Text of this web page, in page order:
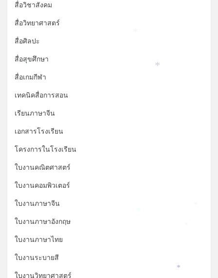
สื่อวิชาสังคม
สื่อวิทยาศาสตร์
สื่อศิลปะ
สื่อสุขศึกษา
สื่อเกมกีฬา
เทคนิคสื่อการสอน
เรียนภาษาจีน
เอกสารโรงเรียน
โครงการในโรงเรียน
ใบงานคณิตศาสตร์
ใบงานคอมพิวเตอร์
ใบงานภาษาจีน
ใบงานภาษาอังกฤษ
ใบงานภาษาไทย
ใบงานระบายสี
ใบงานวิทยาศาสตร์